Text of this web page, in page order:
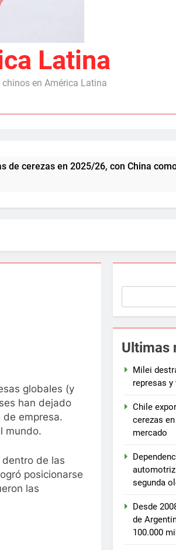
Latina
en América Latina
2025/26, con China como principal
globales (y
han dejado
de empresa.
mundo.
de las
posicionarse
las
Ultimas
Milei
represas y
Chile
cerezas
mercado
segunda
Desde
de
100.000